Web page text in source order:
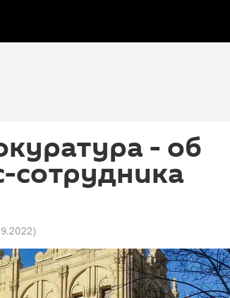
- об
сотрудника
)